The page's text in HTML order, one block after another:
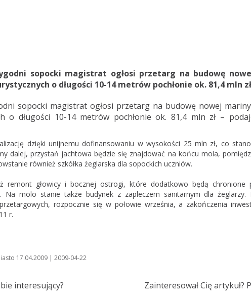
sopocki magistrat ogłosi przetarg na budowę
o długości 10-14 metrów pochłonie ok. 81,4 mln
sopocki magistrat ogłosi przetarg na budowę nowej
o długości 10-14 metrów pochłonie ok. 81,4 mln zł –
dzięki unijnemu dofinansowaniu w wysokości 25 mln zł, co
dalej, przystań jachtowa będzie się znajdować na końcu mola,
również szkółka żeglarska dla sopockich uczniów.
remont głowicy i bocznej ostrogi, które dodatkowo będą chronione
Na molo stanie także budynek z zapleczem sanitarnym dla żeglarzy.
rozpocznie się w połowie września, a zakończenia
r.
17.04.2009 | 2009-04-22
interesujący? Zainteresował Cię artykuł?